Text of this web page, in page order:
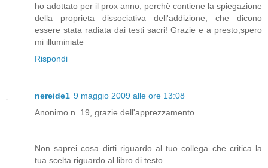
ho adottato per il prox anno, perchè contiene la spiegazione
della proprieta dissociativa dell'addizione, che dicono
essere stata radiata dai testi sacri! Grazie e a presto,spero
mi illuminiate
Rispondi
nereide1 9 maggio 2009 alle ore 13:08
Anonimo n. 19, grazie dell'apprezzamento.
Non saprei cosa dirti riguardo al tuo collega che critica la
tua scelta riguardo al libro di testo.